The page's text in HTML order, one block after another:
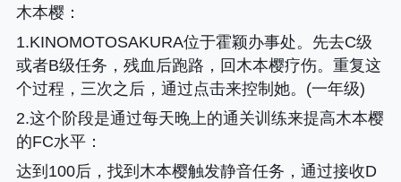
木本樱：
1.KINOMOTOSAKURA位于霍颖办事处。先去C级
或者B级任务，残血后跑路，回木本樱疗伤。重复这
个过程，三次之后，通过点击来控制她。(一年级)
2.这个阶段是通过每天晚上的通关训练来提高木本樱
的FC水平：
达到100后，找到木本樱触发静音任务，通过接收D